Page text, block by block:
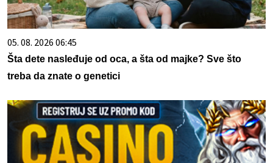
05. 08. 2026 06:45
Šta dete nasleđuje od oca, a šta od majke? Sve što
treba da znate o genetici